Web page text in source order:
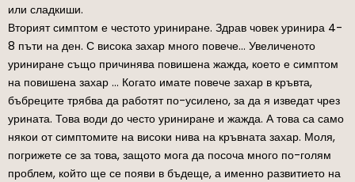
или сладкиши.
Вторият симптом е честото уриниране. Здрав човек уринира 4-
8 пъти на ден. С висока захар много повече… Увеличеното
уриниране също причинява повишена жажда, което е симптом
на повишена захар … Когато имате повече захар в кръвта,
бъбреците трябва да работят по-усилено, за да я изведат чрез
урината. Това води до често уриниране и жажда. А това са само
някои от симптомите на високи нива на кръвната захар. Моля,
погрижете се за това, защото мога да посоча много по-голям
проблем, който ще се появи в бъдеще, а именно развитието на